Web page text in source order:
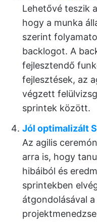
Lehetővé teszik
hogy a munka
szerint
backlogot. A
fejlesztendő
fejlesztések, az
végzett
sprintek között.
Jól optimalizált
Az agilis
arra is, hogy
hibáiból és
sprintekben
átgondolásával